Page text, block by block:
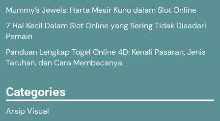
Mummy’s Jewels: Harta Mesir Kuno dalam Slot Online
7 Hal Kecil Dalam Slot Online yang Sering Tidak Disadari
Pemain
Panduan Lengkap Togel Online 4D: Kenali Pasaran, Jenis
Taruhan, dan Cara Membacanya
Categories
Arsip Visual